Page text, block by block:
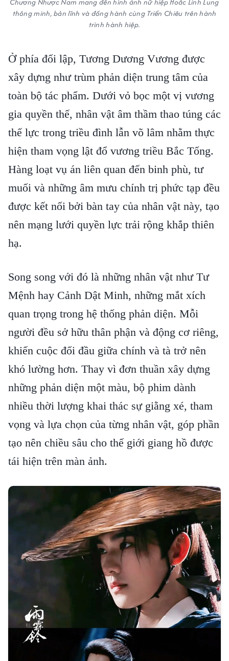
Chương Nhược Nam mang đến hình ảnh nữ hiệp Hoắc Linh Lung
thông minh, bản lĩnh và đồng hành cùng Triển Chiêu trên hành
trình hành hiệp.
Ở phía đối lập, Tương Dương Vương được
xây dựng như trùm phản diện trung tâm của
toàn bộ tác phẩm. Dưới vỏ bọc một vị vương
gia quyền thế, nhân vật âm thầm thao túng các
thế lực trong triều đình lẫn võ lâm nhằm thực
hiện tham vọng lật đổ vương triều Bắc Tống.
Hàng loạt vụ án liên quan đến binh phù, tư
muối và những âm mưu chính trị phức tạp đều
được kết nối bởi bàn tay của nhân vật này, tạo
nên mạng lưới quyền lực trải rộng khắp thiên
hạ.
Song song với đó là những nhân vật như Tư
Mệnh hay Cảnh Dật Minh, những mắt xích
quan trọng trong hệ thống phản diện. Mỗi
người đều sở hữu thân phận và động cơ riêng,
khiến cuộc đối đầu giữa chính và tà trở nên
khó lường hơn. Thay vì đơn thuần xây dựng
những phản diện một màu, bộ phim dành
nhiều thời lượng khai thác sự giằng xé, tham
vọng và lựa chọn của từng nhân vật, góp phần
tạo nên chiều sâu cho thế giới giang hồ được
tái hiện trên màn ảnh.